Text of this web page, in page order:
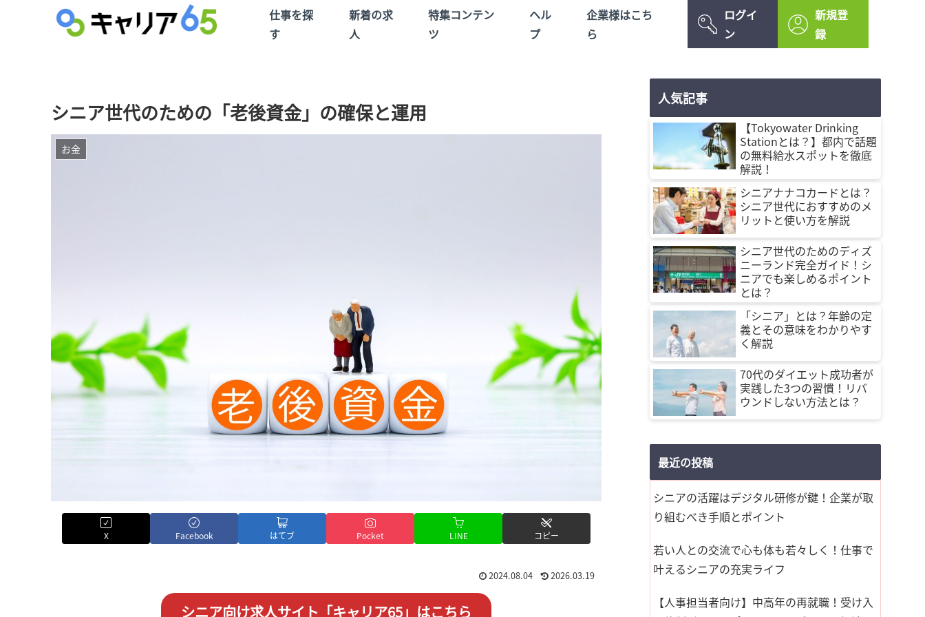
仕事を探
す
新着の求
人
特集コンテン
ツ
ヘル
プ
企業様はこち
ら
ログイ
ン
新規登
録
シニア世代のための「老後資金」の確保と運用
お金
X Facebook はてブ Pocket LINE コピー
2024.08.04 2026.03.19
シニア向け求人サイト「キャリア65」はこちら
人気記事
【Tokyowater Drinking
Stationとは？】都内で話題
の無料給水スポットを徹底
解説！
シニアナナコカードとは？
シニア世代におすすめのメ
リットと使い方を解説
シニア世代のためのディズ
ニーランド完全ガイド！シ
ニアでも楽しめるポイント
とは？
「シニア」とは？年齢の定
義とその意味をわかりやす
く解説
70代のダイエット成功者が
実践した3つの習慣！リバ
ウンドしない方法とは？
最近の投稿
シニアの活躍はデジタル研修が鍵！企業が取
り組むべき手順とポイント
若い人との交流で心も体も若々しく！仕事で
叶えるシニアの充実ライフ
【人事担当者向け】中高年の再就職！受け入